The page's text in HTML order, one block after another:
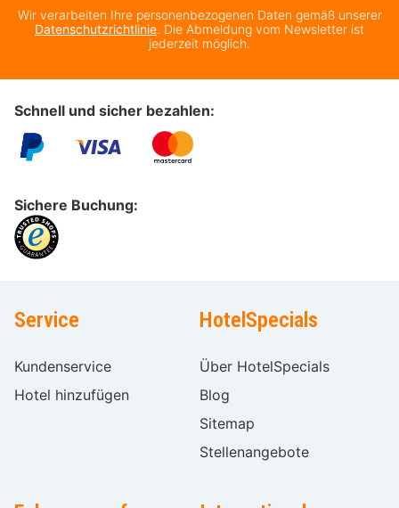
Wir verarbeiten Ihre personenbezogenen Daten gemäß unserer
Datenschutzrichtlinie. Die Abmeldung vom Newsletter ist
jederzeit möglich.
Schnell und sicher bezahlen:
Sichere Buchung:
Service
Kundenservice
Hotel hinzufügen
HotelSpecials
Über HotelSpecials
Blog
Sitemap
Stellenangebote